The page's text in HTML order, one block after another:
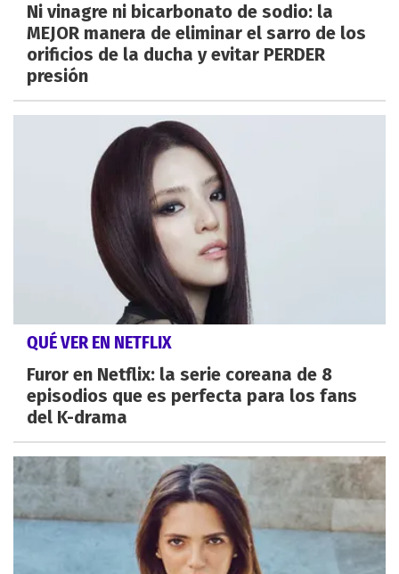
Ni vinagre ni bicarbonato de sodio: la
MEJOR manera de eliminar el sarro de los
orificios de la ducha y evitar PERDER
presión
QUÉ VER EN NETFLIX
Furor en Netflix: la serie coreana de 8
episodios que es perfecta para los fans
del K-drama